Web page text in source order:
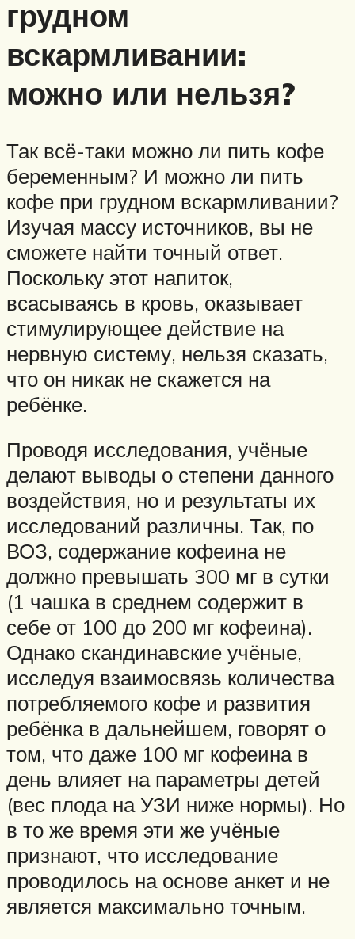
грудном
вскармливании:
можно или нельзя?
Так всё-таки можно ли пить кофе
беременным? И можно ли пить
кофе при грудном вскармливании?
Изучая массу источников, вы не
сможете найти точный ответ.
Поскольку этот напиток,
всасываясь в кровь, оказывает
стимулирующее действие на
нервную систему, нельзя сказать,
что он никак не скажется на
ребёнке.
Проводя исследования, учёные
делают выводы о степени данного
воздействия, но и результаты их
исследований различны. Так, по
ВОЗ, содержание кофеина не
должно превышать 300 мг в сутки
(1 чашка в среднем содержит в
себе от 100 до 200 мг кофеина).
Однако скандинавские учёные,
исследуя взаимосвязь количества
потребляемого кофе и развития
ребёнка в дальнейшем, говорят о
том, что даже 100 мг кофеина в
день влияет на параметры детей
(вес плода на УЗИ ниже нормы). Но
в то же время эти же учёные
признают, что исследование
проводилось на основе анкет и не
является максимально точным.